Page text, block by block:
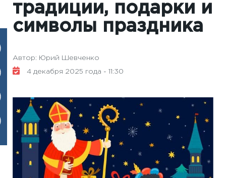
традиции, подарки и
символы праздника
Автор: Юрий Шевченко
4 декабря 2025 года - 11:30